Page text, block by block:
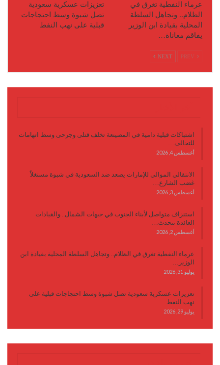
عرماء النفطية تغرق في
الظلام.. وتجاهل السلطة
المحلية بقيادة ابن الوزير
يفاقم معاناة…
تعزيزات عسكرية سعودية
تصل شبوة وسط احتجاجات
قبلية على نهب النفط
NEXT
اشتباكات قبلية دامية في المصينعة تخلف قتلى وجرحى وسط اتهامات
للتحالف…
أغسطس 4, 2026
الانتقالي الموالي للإمارات يصعد ضد السعودية في شبوة مستغلاً
غضب الشارع…
أغسطس 3, 2026
استنزاف متواصل لأبناء الجنوب في جبهات الشمال.. والقيادات
العائدة تتحدث…
أغسطس 2, 2026
عرماء النفطية تغرق في الظلام.. وتجاهل السلطة المحلية بقيادة ابن
الوزير…
يوليو 31, 2026
تعزيزات عسكرية سعودية تصل شبوة وسط احتجاجات قبلية على
نهب النفط
يوليو 29, 2026